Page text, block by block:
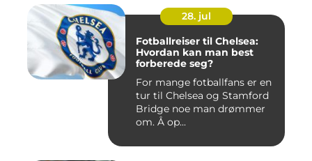
28. jul
Fotballreiser til Chelsea:
Hvordan kan man best
forberede seg?
For mange fotballfans er en
tur til Chelsea og Stamford
Bridge noe man drømmer
om. Å op...